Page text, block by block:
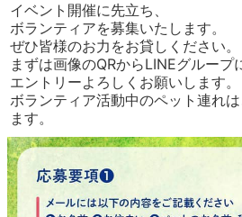
イベント開催に先立ち、
ボランティアを募集いたします。
ぜひ皆様のお力をお貸しください。
まずは画像のQRからLINEグループ
エントリーよろしくお願いします。
ボランティア活動中のペット連れ
ます。